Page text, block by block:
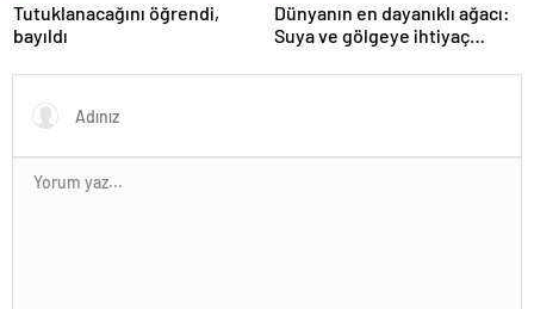
Tutuklanacağını öğrendi,
bayıldı
Dünyanın en dayanıklı ağacı:
Suya ve gölgeye ihtiyaç
veriyor!